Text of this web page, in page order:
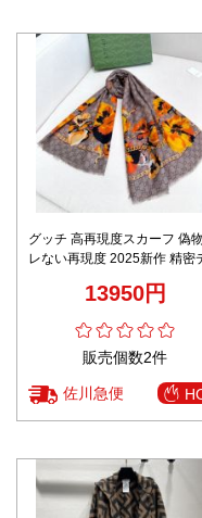
グッチ 高再現度スカーフ 偽
レない再現度 2025新作 精密
イン リピーター多数
13950円
販売個数2件
佐川急便